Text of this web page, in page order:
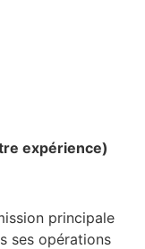
expérience)
principale
ses opérations